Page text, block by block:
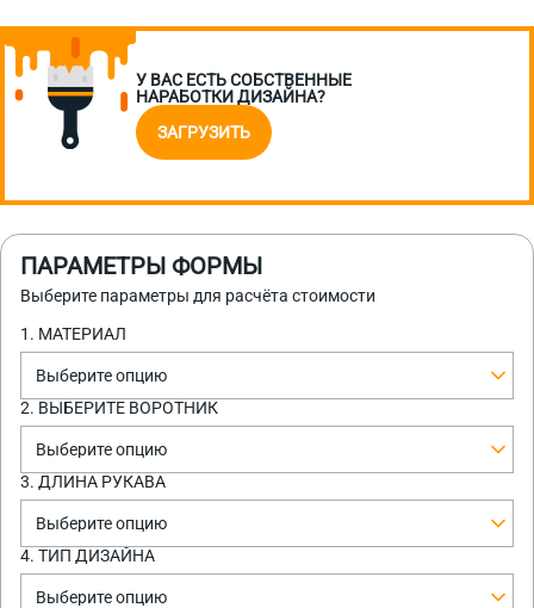
У ВАС ЕСТЬ СОБСТВЕННЫЕ
НАРАБОТКИ ДИЗАЙНА?
ЗАГРУЗИТЬ
ПАРАМЕТРЫ ФОРМЫ
Выберите параметры для расчёта стоимости
1. МАТЕРИАЛ
Выберите опцию
2. ВЫБЕРИТЕ ВОРОТНИК
Выберите опцию
3. ДЛИНА РУКАВА
Выберите опцию
4. ТИП ДИЗАЙНА
Выберите опцию